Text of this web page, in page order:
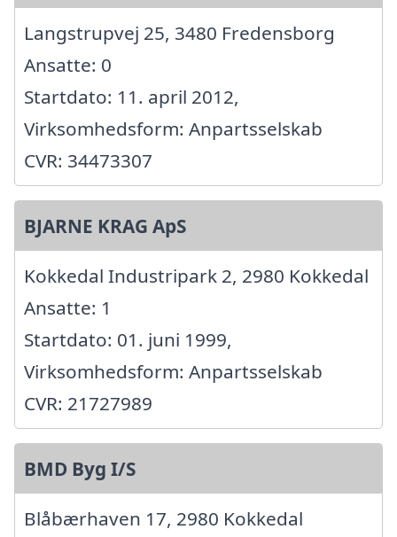
Langstrupvej 25, 3480 Fredensborg
Ansatte: 0
Startdato: 11. april 2012,
Virksomhedsform: Anpartsselskab
CVR: 34473307
BJARNE KRAG ApS
Kokkedal Industripark 2, 2980 Kokkedal
Ansatte: 1
Startdato: 01. juni 1999,
Virksomhedsform: Anpartsselskab
CVR: 21727989
BMD Byg I/S
Blåbærhaven 17, 2980 Kokkedal